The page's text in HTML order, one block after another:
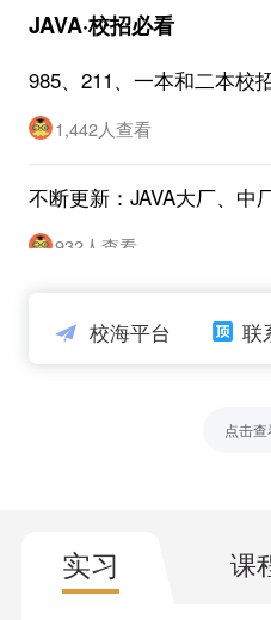
度高，没有面试机会}
JAVA·校招必看
985、211、一本和二本校
街项目也可以按实习修改
1,442人查看
不断更新：JAVA大厂、中
932人查看
校大出品：校招JAVA大厂
纲，以应试为目的
在线实习：市面上少有的
校招投递时间：大中小厂
5到二本
855人查看
校海平台 联
点击
实习 课